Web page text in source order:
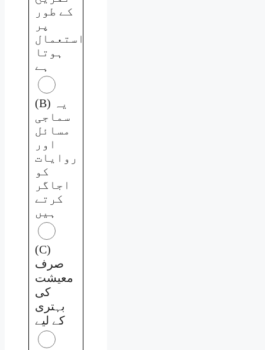
کے طور
پر
استعمال
ہوتا
ہے
(B) یہ
سماجی
مسائل
اور
روایات
کو
اجاگر
کرتے
ہیں
(C)
صرف
معیشت
کی
بہتری
کے لیے